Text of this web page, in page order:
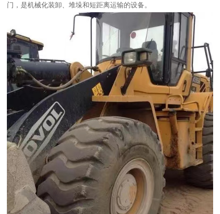
门，是机械化装卸、堆垛和短距离运输的设备。